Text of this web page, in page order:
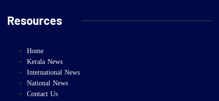
Resources
Home
Kerala News
International News
National News
Contact Us